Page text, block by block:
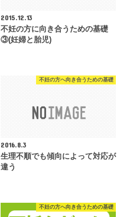
2015.12.13
不妊の方に向き合うための基礎
③(妊婦と胎児)
不妊の方へ向き合うための基礎
2016.8.3
生理不順でも傾向によって対応が
違う
不妊の方へ向き合うための基礎